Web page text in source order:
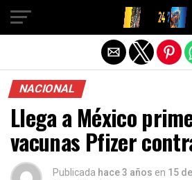
NACIONAL
Llega a México
vacunas Pfizer
Publicada hace 3 años en 15
Salir de la versión